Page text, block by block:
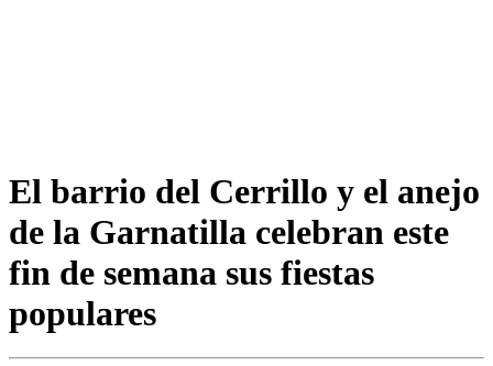
El barrio del Cerrillo y el anejo
de la Garnatilla celebran este
fin de semana sus fiestas
populares